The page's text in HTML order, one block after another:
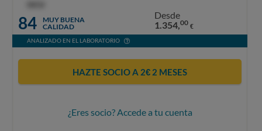
84
MUY BUENA
CALIDAD
Desde
1.354,00 €
ANALIZADO EN EL LABORATORIO
HAZTE SOCIO A 2€ 2 MESES
¿Eres socio? Accede a tu cuenta